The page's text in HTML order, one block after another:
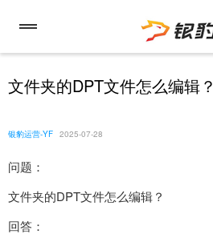
文件夹的DPT文件怎么编辑？
银豹运营-YF 2025-07-28
问题：
文件夹的DPT文件怎么编辑？
回答：